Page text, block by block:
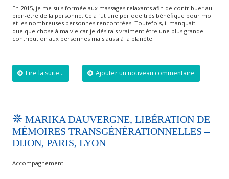
En 2015, je me suis formée aux massages relaxants afin de contribuer au
bien-être de la personne. Cela fut une période très bénéfique pour moi
et les nombreuses personnes rencontrées. Toutefois, il manquait
quelque chose à ma vie car je désirais vraiment être une plus grande
contribution aux personnes mais aussi à la planète.
Lire la suite... Ajouter un nouveau commentaire
MARIKA DAUVERGNE, LIBÉRATION DE
MÉMOIRES TRANSGÉNÉRATIONNELLES –
DIJON, PARIS, LYON
Accompagnement